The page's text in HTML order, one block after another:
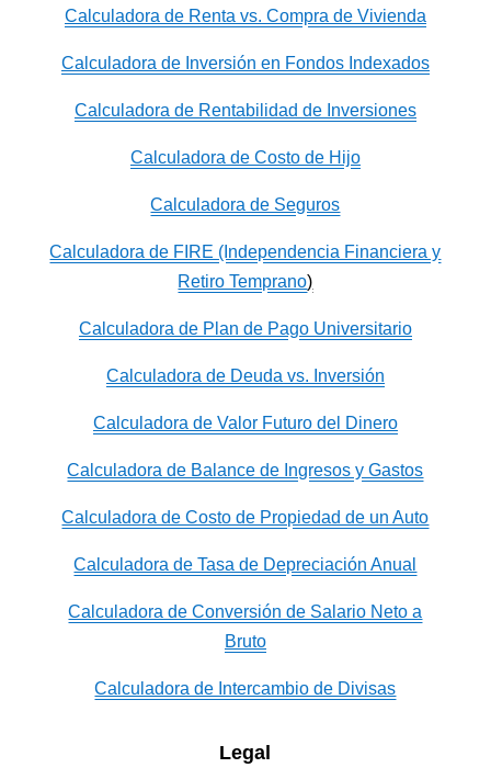
Calculadora de Renta vs. Compra de Vivienda
Calculadora de Inversión en Fondos Indexados
Calculadora de Rentabilidad de Inversiones
Calculadora de Costo de Hijo
Calculadora de Seguros
Calculadora de FIRE (Independencia Financiera y
Retiro Temprano)
Calculadora de Plan de Pago Universitario
Calculadora de Deuda vs. Inversión
Calculadora de Valor Futuro del Dinero
Calculadora de Balance de Ingresos y Gastos
Calculadora de Costo de Propiedad de un Auto
Calculadora de Tasa de Depreciación Anual
Calculadora de Conversión de Salario Neto a
Bruto
Calculadora de Intercambio de Divisas
Legal